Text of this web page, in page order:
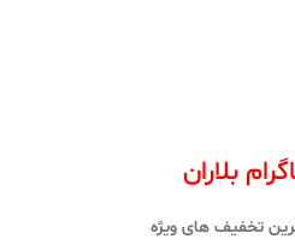
بلاران
تخفیف های ویژه